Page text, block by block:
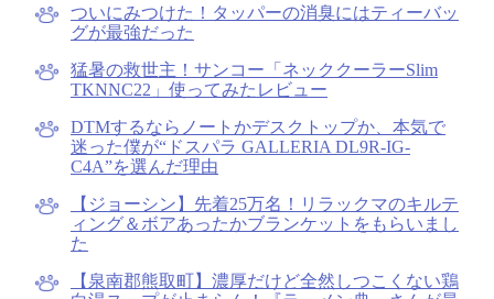
ついにみつけた！タッパーの消臭にはティーバッ
グが最強だった
猛暑の救世主！サンコー「ネッククーラーSlim
TKNNC22」使ってみたレビュー
DTMするならノートかデスクトップか、本気で
迷った僕が“ドスパラ GALLERIA DL9R-IG-
C4A”を選んだ理由
【ジョーシン】先着25万名！リラックマのキルテ
ィング＆ボアあったかブランケットをもらいまし
た
【泉南郡熊取町】濃厚だけど全然しつこくない鶏